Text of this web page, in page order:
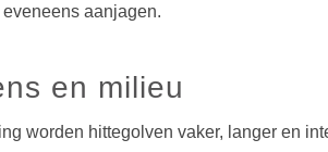
aanjagen.
en milieu
worden hittegolven vaker, langer en